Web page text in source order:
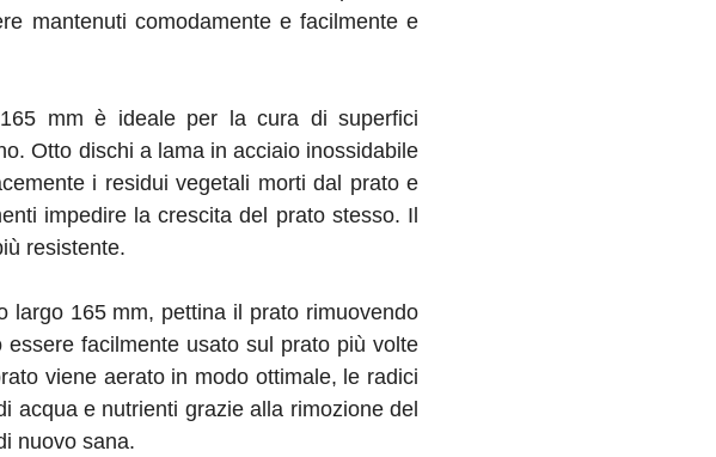
mantenuti comodamente e facilmente e
mm è ideale per la cura di superfici
Otto dischi a lama in acciaio inossidabile
i residui vegetali morti dal prato e
impedire la crescita del prato stesso. Il
resistente.
largo 165 mm, pettina il prato rimuovendo
facilmente usato sul prato più volte
viene aerato in modo ottimale, le radici
acqua e nutrienti grazie alla rimozione del
nuovo sana.